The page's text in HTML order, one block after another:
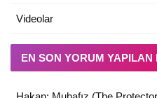
Videolar
EN SON YORUM YAPILAN